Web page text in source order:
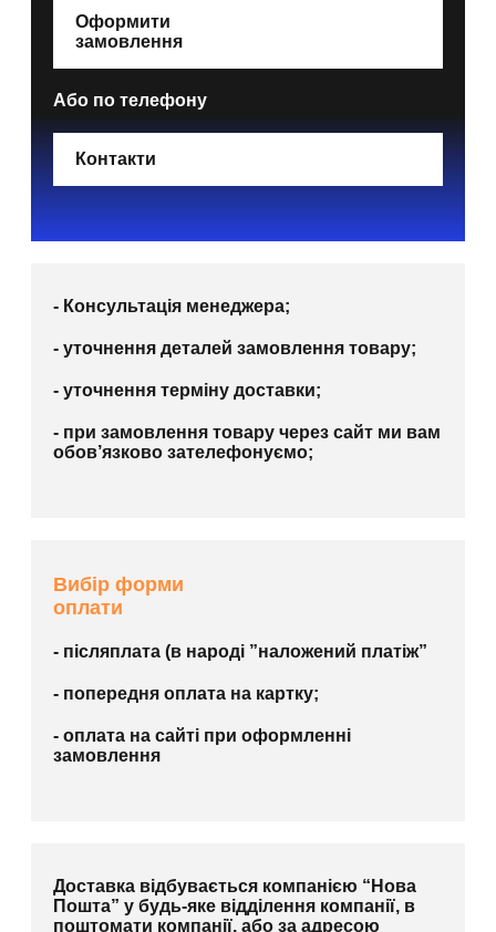
Оформити
замовлення
Або по телефону
Контакти
- Консультація менеджера;
- уточнення деталей замовлення товару;
- уточнення терміну доставки;
- при замовлення товару через сайт ми вам
обов’язково зателефонуємо;
Вибір форми
оплати
- післяплата (в народі ”наложений платіж”
- попередня оплата на картку;
- оплата на сайті при оформленні
замовлення
Доставка відбувається компанією “Нова
Пошта” у будь-яке відділення компанії, в
поштомати компанії, або за адресою